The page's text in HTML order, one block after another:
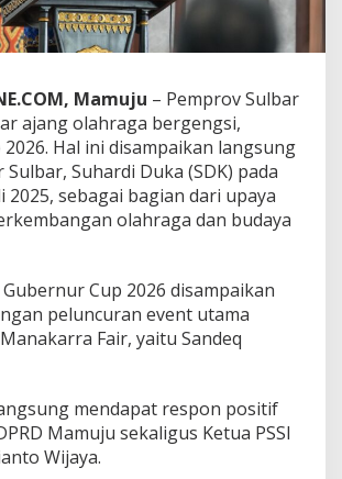
k
a
l
d
a
G
u
b
e
n
C
u
2
6
,
S
Mamuju – Pemprov Sulbar
ajang olahraga bergengsi,
Hal ini disampaikan langsung
Suhardi Duka (SDK) pada
2025, sebagai bagian dari upaya
olahraga dan budaya
Cup 2026 disampaikan
peluncuran event utama
Fair, yaitu Sandeq
mendapat respon positif
Mamuju sekaligus Ketua PSSI
Wijaya.